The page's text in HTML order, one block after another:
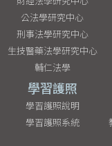
公法學研究中心
刑事法學研究中心
生技醫藥法學研究中心
輔仁法學
學習護照
學習護照說明
學習護照系統